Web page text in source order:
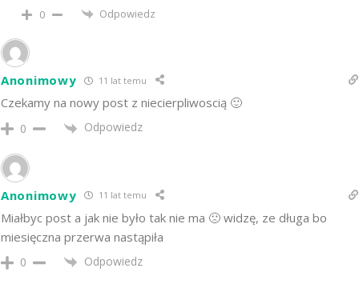
0 Odpowiedz
Anonimowy 11 lat temu
Czekamy na nowy post z niecierpliwoscią 🙂
0 Odpowiedz
Anonimowy 11 lat temu
Miałbyc post a jak nie było tak nie ma 🙁 widzę, ze długa bo
miesięczna przerwa nastąpiła
0 Odpowiedz